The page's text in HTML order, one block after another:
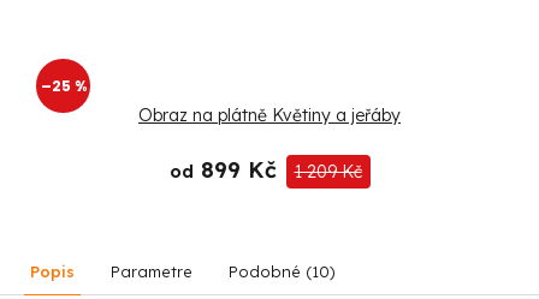
–25 %
Obraz na plátně Květiny a jeřáby
od 899 Kč 1 209 Kč
Popis Parametre Podobné (10)